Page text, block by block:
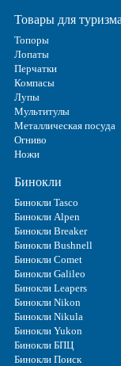
Товары для туризма
Топоры
Лопаты
Перчатки
Компасы
Лупы
Мультитулы
Металлическая посуда
Огниво
Ножи
Бинокли
Бинокли Tasco
Бинокли Alpen
Бинокли Breaker
Бинокли Bushnell
Бинокли Comet
Бинокли Galileo
Бинокли Leapers
Бинокли Nikon
Бинокли Nikula
Бинокли Yukon
Бинокли БПЦ
Бинокли Поиск